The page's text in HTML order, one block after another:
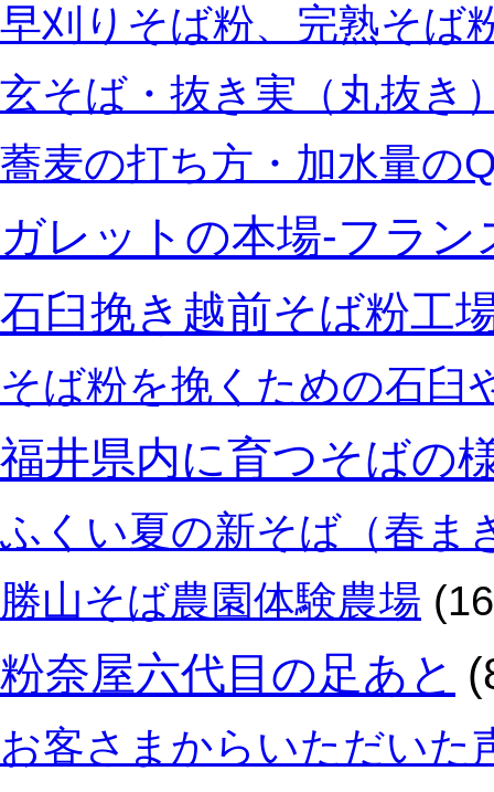
早刈りそば粉、完熟そば
玄そば・抜き実（丸抜き
蕎麦の打ち方・加水量の
ガレットの本場‐フラ
石臼挽き越前そば粉工
そば粉を挽くための石臼
福井県内に育つそばの
ふくい夏の新そば（春ま
勝山そば農園体験農場
粉奈屋六代目の足あと
お客さまからいただいた